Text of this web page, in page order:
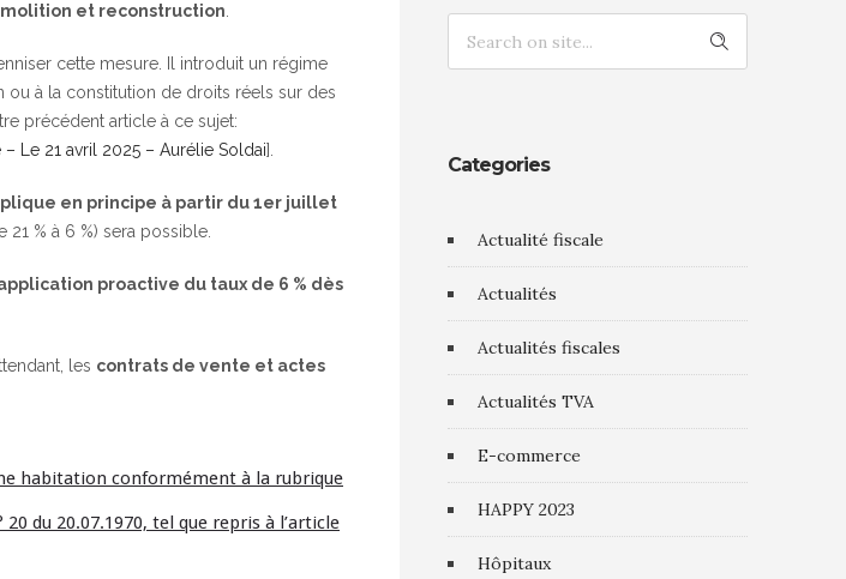
et reconstruction
cette mesure. Il introduit un régime
ou à la constitution de droits réels sur des
précédent article à ce sujet:
Le 21 avril 2025 – Aurélie Soldai].
en principe à partir du 1er juillet
21 % à 6 %) sera possible.
proactive du taux de 6 % dès
les contrats de vente et actes
habitation conformément à la rubrique
20 du 20.07.1970, tel que repris à l’article
Categories
Actualité fiscale
Actualités
Actualités fiscales
Actualités TVA
E-commerce
HAPPY 2023
Hôpitaux